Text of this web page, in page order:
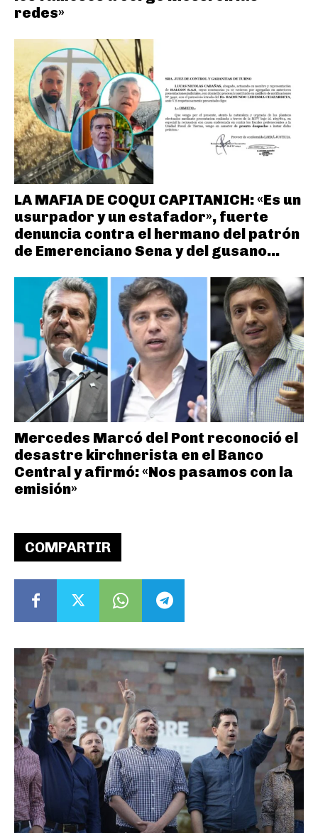
COMPARTIR
redes»
LA MAFIA DE COQUI CAPITANICH: «Es un
usurpador y un estafador», fuerte
denuncia contra el hermano del patrón
de Emerenciano Sena y del gusano...
Mercedes Marcó del Pont reconoció el
desastre kirchnerista en el Banco
Central y afirmó: «Nos pasamos con la
emisión»